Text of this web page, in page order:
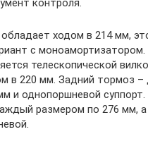
ходом в 214 мм,
с
телескопической
в 220 мм. Задний тормоз –
и однопоршневой суппорт.
размером по 276 мм, а